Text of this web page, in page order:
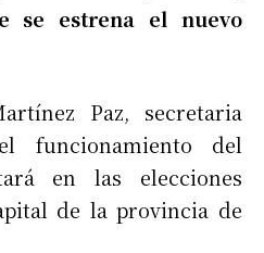
se estrena el nuevo
Paz, secretaria
funcionamiento del
en las elecciones
de la provincia de